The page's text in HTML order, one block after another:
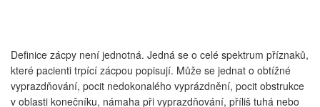
Definice zácpy není jednotná. Jedná se o celé spektrum příznaků,
které pacienti trpící zácpou popisují. Může se jednat o obtížné
vyprazdňování, pocit nedokonalého vyprázdnění, pocit obstrukce
v oblasti konečníku, námaha při vyprazdňování, příliš tuhá nebo